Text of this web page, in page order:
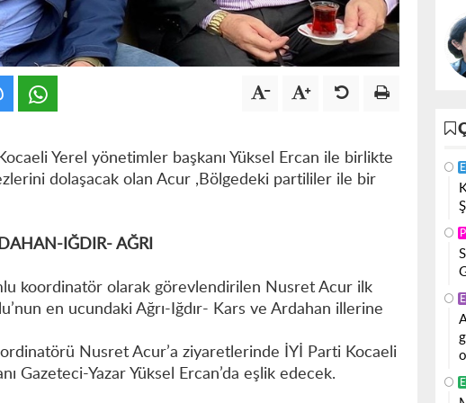
Yerel yönetimler başkanı Yüksel Ercan ile birlikte
dolaşacak olan Acur ,Bölgedeki partililer ile bir
IĞDIR- AĞRI
koordinatör olarak görevlendirilen Nusret Acur ilk
en ucundaki Ağrı-Iğdır- Kars ve Ardahan illerine
Nusret Acur’a ziyaretlerinde İYİ Parti Kocaeli
Gazeteci-Yazar Yüksel Ercan’da eşlik edecek.